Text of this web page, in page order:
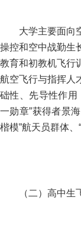
大学主要面向空
操控和空中战勤生
教育和初教机飞行
航空飞行与指挥人
础性、先导性作用
一勋章”获得者景
楷模”航天员群体、
（二）高中生